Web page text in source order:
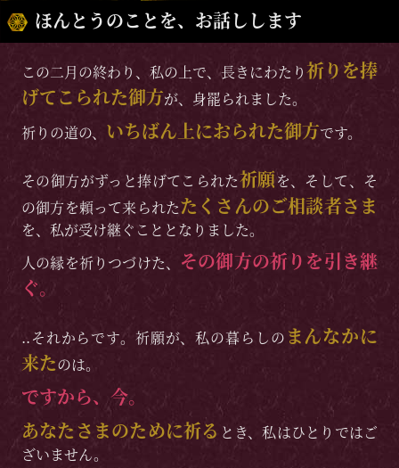
ほんとうのことを、お話しします
この二月の終わり、私の上で、長きにわたり祈りを捧
げてこられた御方が、身罷られました。
祈りの道の、 いちばん上におられた御方です。
その御方がずっと捧げてこられた祈願を、そして、そ
の御方を頼って来られたたくさんのご相談者さま
を、私が受け継ぐこととなりました。
人の縁を祈りつづけた、 その御方の祈りを引き継
ぐ。
..それからです。祈願が、私の暮らしの まんなかに
来たのは。
ですから、今。
あなたさまのために祈る とき、私はひとりではご
ざいません。